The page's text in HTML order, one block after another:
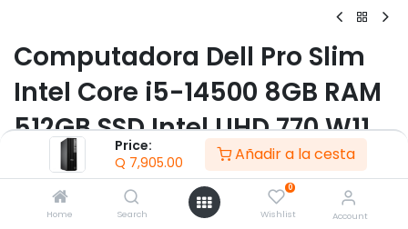
Price:
Q 7,905.00 Añadir a la cesta
Home Search
0
Wishlist Account
Computadora Dell Pro Slim
Intel Core i5-14500 8GB RAM
512GB SSD Intel UHD 770 W11
Pro Teclado Español
(0 reseña)